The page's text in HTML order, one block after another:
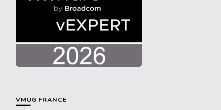
VMUG FRANCE